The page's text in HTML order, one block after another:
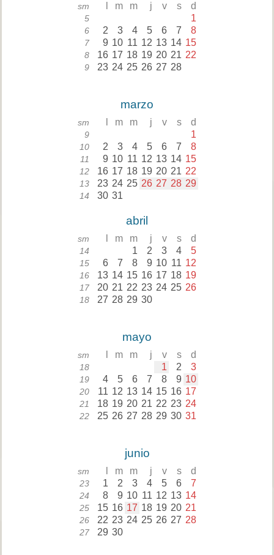
sm m m j v s d
5 1
6 2 3 4 5 6 7 8
7 9 10 11 12 13 14 15
8 16 17 18 19 20 21 22
9 23 24 25 26 27 28
marzo
sm m m j v s d
9 1
10 2 3 4 5 6 7 8
11 9 10 11 12 13 14 15
12 16 17 18 19 20 21 22
13 23 24 25 26 27 28 29
14 30 31
abril
sm m m j v s d
14 1 2 3 4 5
15 6 7 8 9 10 11 12
16 13 14 15 16 17 18 19
17 20 21 22 23 24 25 26
18 27 28 29 30
mayo
sm m m j v s d
18 1 2 3
19 4 5 6 7 8 9 10
20 11 12 13 14 15 16 17
21 18 19 20 21 22 23 24
22 25 26 27 28 29 30 31
junio
sm m m j v s d
23 1 2 3 4 5 6 7
24 8 9 10 11 12 13 14
25 15 16 17 18 19 20 21
26 22 23 24 25 26 27 28
27 29 30